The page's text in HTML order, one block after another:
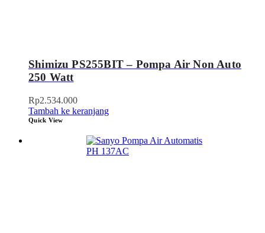
Shimizu PS255BIT – Pompa Air Non Auto
250 Watt
Rp2.534.000
Tambah ke keranjang
Quick View